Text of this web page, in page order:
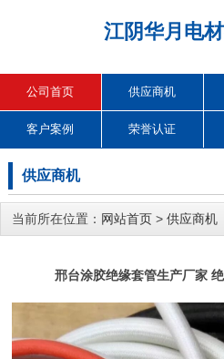
江阴华月电
公司首页 供应商机
客户案例 荣誉认证
供应商机
当前所在位置： 网站首页 > 供应商机
邢台涂胶绝缘套管生产厂家